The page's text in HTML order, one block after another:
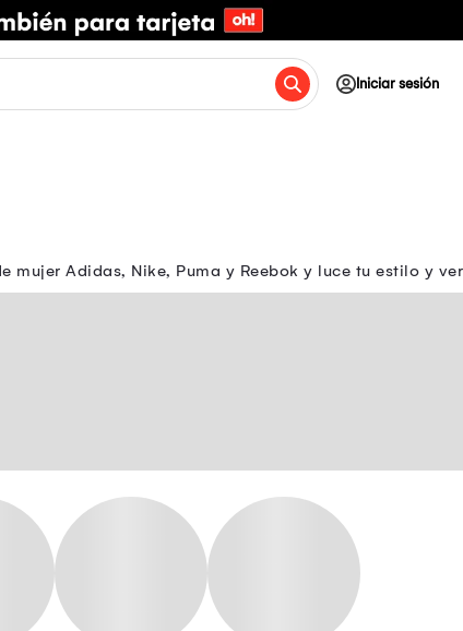
Iniciar sesión
mujer Adidas, Nike, Puma y Reebok y luce tu estilo y